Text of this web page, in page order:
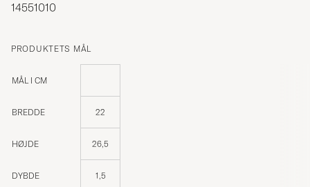
14551010
PRODUKTETS MÅL
MÅL I CM
BREDDE 22
HØJDE 26,5
DYBDE 1,5